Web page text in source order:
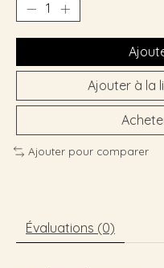
Ajouter à la
Ajouter pour comparer
Évaluations (0)